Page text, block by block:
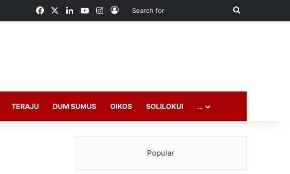
FacebookLinkedInYouTubeInstagram
Log In
Search
TERAJU DUM SUMUS OIKOS SOLILOKUI …
Popular